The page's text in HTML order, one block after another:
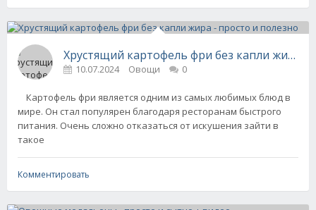
Хрустящий картофель фри без капли жира -
10.07.2024 Овощи 0
Картофель фри является одним из самых любимых блюд в
мире. Он стал популярен благодаря ресторанам быстрого
питания. Очень сложно отказаться от искушения зайти в
такое
Комментировать